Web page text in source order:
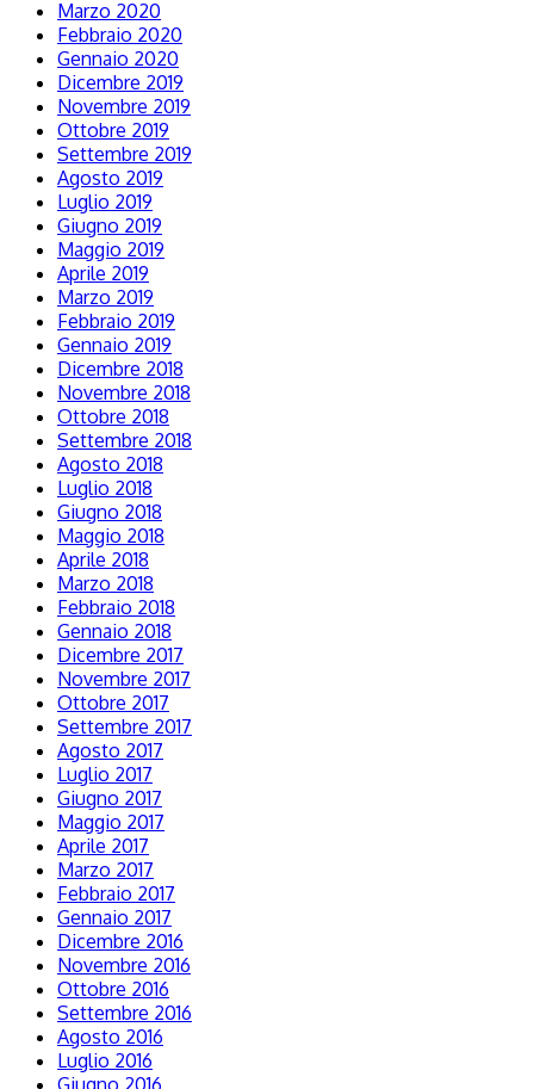
Marzo 2020
Febbraio 2020
Gennaio 2020
Dicembre 2019
Novembre 2019
Ottobre 2019
Settembre 2019
Agosto 2019
Luglio 2019
Giugno 2019
Maggio 2019
Aprile 2019
Marzo 2019
Febbraio 2019
Gennaio 2019
Dicembre 2018
Novembre 2018
Ottobre 2018
Settembre 2018
Agosto 2018
Luglio 2018
Giugno 2018
Maggio 2018
Aprile 2018
Marzo 2018
Febbraio 2018
Gennaio 2018
Dicembre 2017
Novembre 2017
Ottobre 2017
Settembre 2017
Agosto 2017
Luglio 2017
Giugno 2017
Maggio 2017
Aprile 2017
Marzo 2017
Febbraio 2017
Gennaio 2017
Dicembre 2016
Novembre 2016
Ottobre 2016
Settembre 2016
Agosto 2016
Luglio 2016